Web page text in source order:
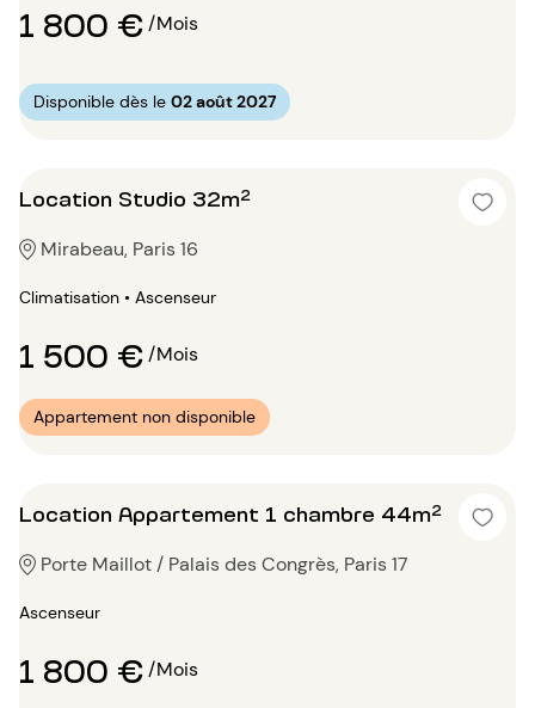
1 800 €/Mois
Disponible dès le 02 août 2027
Location Studio 32m²
Mirabeau, Paris 16
Climatisation • Ascenseur
1 500 €/Mois
Appartement non disponible
Location Appartement 1 chambre 44m²
Porte Maillot / Palais des Congrès, Paris 17
Ascenseur
1 800 €/Mois